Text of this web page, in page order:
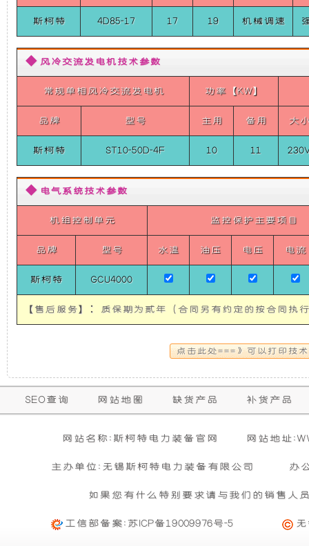
定，
护
方
便，
超
静
电
机
增
了
装
置，
使
发
有
和
防
相
50HZ）
10KW
斯
柯
特
柴
油
超
静
音
车
载
发
电
机
组
（分
体
式
单
相
50HZ）
10KW
SICOTE
Vehicle
Silent
Generator
Set
斯柯特 4D85-17 17 19 机械调速
◆ 风冷交流发电机技术参数
常规单相风冷交流发电机 功率【KW】
品牌 型号 主用 备用 大
斯柯特 ST10-50D-4F 10 11
◆ 电气系统技术参数
机组控制单元 监控保护主要项目
品牌 型号 水温 油压 电压 电流
斯柯特 GCU4000
【售后服务】：质保期为贰年（合同另有约定的按合同
购买本公司产品达到规定金额可获增三滤
活动时间 : 从2026年01月01日 0点0分 2026年12月
购买公司产品，运费减免优惠方案政策
活动时间 : 从2023年12月20日 0点0分到 2030年12月
零担运输（运费到付）
所需时间 : 3-4 天 [ 国内 ]
配送范围 : 按收货人地址
修
SEO查询 网站地图 缺货产品 补货产品
网站名称:斯柯特电力装备官网 网站地址
主办单位:无锡斯柯特电力装备有限公司 办
如果您有什么特别要求请与我们的销售人
工信部备案:苏ICP备19009976号-5